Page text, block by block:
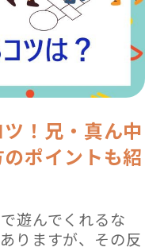
！兄・真ん中
ポイントも紹
遊んでくれるな
りますが、その反